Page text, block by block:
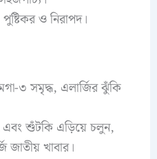
ও নিরাপদ।
৩ সমৃদ্ধ, এলার্জির ঝুঁকি
এবং শুঁটকি এড়িয়ে চলুন,
খাবার।